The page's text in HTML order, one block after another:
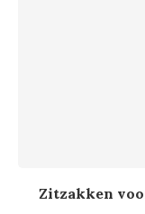
Zitzakken